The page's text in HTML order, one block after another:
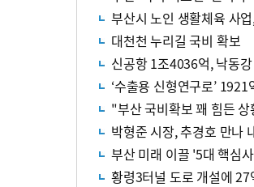
부산시 노인 생활체육 사
대천천 누리길 국비 확보
신공항 1조4036억, 낙동
‘수출용 신형연구로’
"부산 국비확보 꽤 힘든
박형준 시장, 추경호 만나
부산 미래 이끌 '5대 핵심
황령3터널 도로 개설에